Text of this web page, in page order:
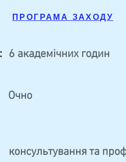
ПРОГРАМА ЗАХОДУ
6 академічних годин
Очно
консультування та